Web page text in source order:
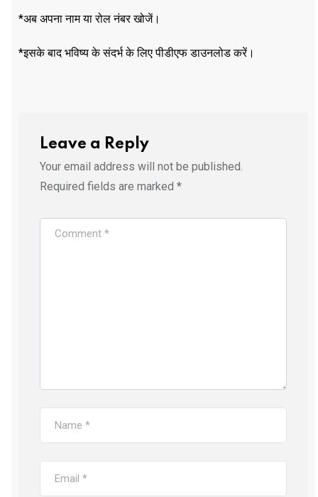
*अब अपना नाम या रोल नंबर खोजें।
*इसके बाद भविष्य के संदर्भ के लिए पीडीएफ डाउनलोड करें।
Leave a Reply
Your email address will not be published.
Required fields are marked *